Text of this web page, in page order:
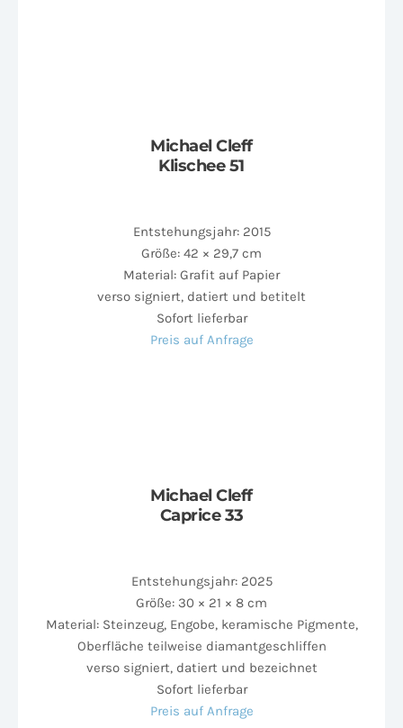
Michael Cleff
Klischee 51
Entstehungsjahr: 2015
Größe: 42 × 29,7 cm
Material: Grafit auf Papier
verso signiert, datiert und betitelt
Sofort lieferbar
Preis auf Anfrage
Michael Cleff
Caprice 33
Entstehungsjahr: 2025
Größe: 30 × 21 × 8 cm
Material: Steinzeug, Engobe, keramische Pigmente,
Oberfläche teilweise diamantgeschliffen
verso signiert, datiert und bezeichnet
Sofort lieferbar
Preis auf Anfrage